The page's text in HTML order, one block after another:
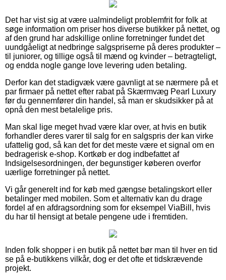
Det har vist sig at være ualmindeligt problemfrit for folk at
søge information om priser hos diverse butikker på nettet, og
af den grund har adskillige online forretninger fundet det
uundgåeligt at nedbringe salgspriserne på deres produkter –
til juniorer, og tillige også til mænd og kvinder – betragteligt,
og endda nogle gange love levering uden betaling.
Derfor kan det stadigvæk være gavnligt at se nærmere på et
par firmaer på nettet efter rabat på Skærmvæg Pearl Luxury
før du gennemfører din handel, så man er skudsikker på at
opnå den mest betalelige pris.
Man skal lige meget hvad være klar over, at hvis en butik
forhandler deres varer til salg for en salgspris der kan virke
ufattelig god, så kan det for det meste være et signal om en
bedragerisk e-shop. Kortkøb er dog indbefattet af
Indsigelsesordningen, der begunstiger køberen overfor
uærlige forretninger på nettet.
Vi går generelt ind for køb med gængse betalingskort eller
betalinger med mobilen. Som et alternativ kan du drage
fordel af en afdragsordning som for eksempel ViaBill, hvis
du har til hensigt at betale pengene ude i fremtiden.
Inden folk shopper i en butik på nettet bør man til hver en tid
se på e-butikkens vilkår, dog er det ofte et tidskrævende
projekt.